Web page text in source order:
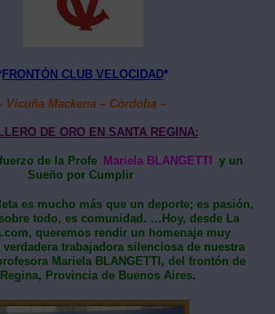
FRONTÒN CLUB VELOCIDAD*
- Vicuña Mackena – Còrdoba –
DE ORO EN SANTA REGINA:
de la Profe Mariela BLANGETTI
y un
Sueño por Cumplir
es mucho más que un deporte; es pasión,
todo, es comunidad. …Hoy, desde La
queremos rendir un homenaje muy
trabajadora silenciosa de nuestra
Mariela BLANGETTI, del frontón de
Provincia de Buenos Aires.